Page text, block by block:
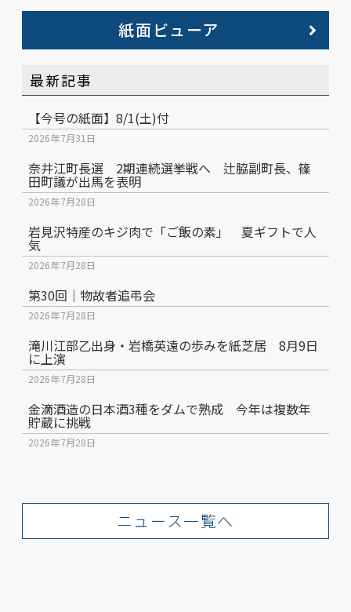
紙面ビューア
最新記事
【今号の紙面】8/1(土)付
2026年7月31日
奈井江町長選 2期連続選挙戦へ 辻脇副町長、篠
田町議が出馬を表明
2026年7月28日
岩見沢特産のキジ肉で「ご飯の素」 夏ギフトで人
気
2026年7月28日
第30回｜物故者追弔会
2026年7月28日
滝川江部乙出身・岩橋英遠の歩みを紙芝居 8月9日
に上演
2026年7月28日
金滴酒造の日本酒3種をダムで熟成 今年は複数年
貯蔵に挑戦
2026年7月28日
ニュース一覧へ